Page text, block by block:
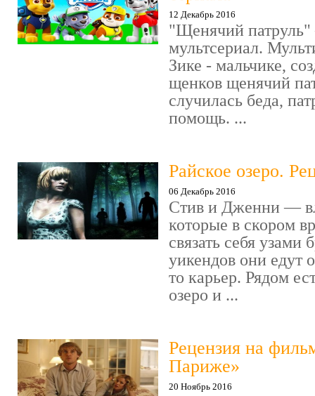
12 Декабрь 2016
"Щенячий патруль"
мультсериал.
Зике - мальчике,
щенков щенячий
случилась беда,
помощь. ...
Райское озеро.
06 Декабрь 2016
Стив и Дженни —
которые в скором
связать себя узами
уикендов они едут
то карьер. Рядом
озеро и ...
Рецензия на
Париже»
20 Ноябрь 2016